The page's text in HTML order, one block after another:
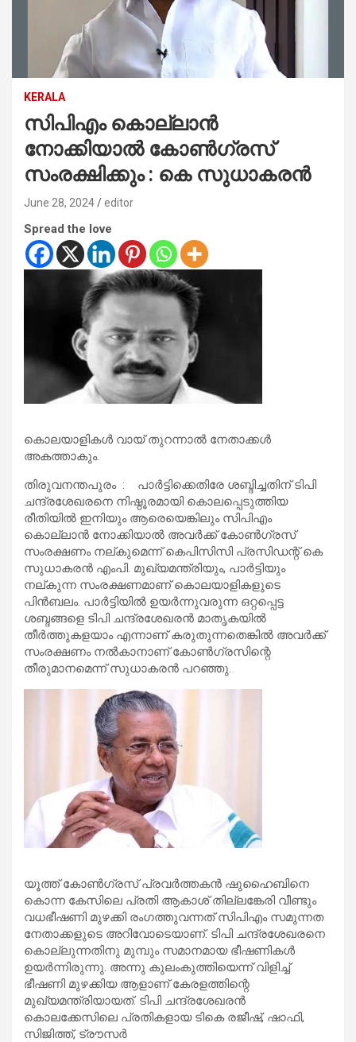
KERALA
സിപിഎം കൊല്ലാന്‍
നോക്കിയാല്‍ കോണ്‍ഗ്രസ്
സംരക്ഷിക്കും : കെ സുധാകരന്‍
June 28, 2024 editor
Spread the love
കൊലയാളികള്‍ വായ് തുറന്നാല്‍ നേതാക്കള്‍
അകത്താകും.
തിരുവനന്തപുരം : പാര്‍ട്ടിക്കെതിരേ ശബ്ദിച്ചതിന് ടിപി
ചന്ദ്രശേഖരനെ നിഷ്ഠൂരമായി കൊലപ്പെടുത്തിയ
രീതിയില്‍ ഇനിയും ആരെയെങ്കിലും സിപിഎം
കൊല്ലാന്‍ നോക്കിയാല്‍ അവര്‍ക്ക് കോണ്‍ഗ്രസ്
സംരക്ഷണം നല്കുമെന്ന് കെപിസിസി പ്രസിഡന്റ് കെ
സുധാകരന്‍ എംപി. മുഖ്യമന്ത്രിയും, പാര്‍ട്ടിയും
നല്കുന്ന സംരക്ഷണമാണ് കൊലയാളികളുടെ
പിന്‍ബലം. പാര്‍ട്ടിയില്‍ ഉയര്‍ന്നുവരുന്ന ഒറ്റപ്പെട്ട
ശബ്ദങ്ങളെ ടിപി ചന്ദ്രശേഖരന്‍ മാതൃകയില്‍
തീര്‍ത്തുകളയാം എന്നാണ് കരുതുന്നതെങ്കില്‍ അവര്‍ക്ക്
സംരക്ഷണം നല്‍കാനാണ് കോണ്‍ഗ്രസിന്റെ
തീരുമാനമെന്ന് സുധാകരന്‍ പറഞ്ഞു.
യൂത്ത് കോണ്‍ഗ്രസ് പ്രവര്‍ത്തകന്‍ ഷുഹൈബിനെ
കൊന്ന കേസിലെ പ്രതി ആകാശ് തില്ലങ്കേരി വീണ്ടും
വധഭീഷണി മുഴക്കി രംഗത്തുവന്നത് സിപിഎം സമുന്നത
നേതാക്കളുടെ അറിവോടെയാണ്. ടിപി ചന്ദ്രശേഖരനെ
കൊല്ലുന്നതിനു മുമ്പും സമാനമായ ഭീഷണികള്‍
ഉയര്‍ന്നിരുന്നു. അന്നു കുലംകുത്തിയെന്ന് വിളിച്ച്
ഭീഷണി മുഴക്കിയ ആളാണ് കേരളത്തിന്റെ
മുഖ്യമന്ത്രിയായത്. ടിപി ചന്ദ്രശേഖരന്‍
കൊലക്കേസിലെ പ്രതികളായ ടികെ രജീഷ്, ഷാഫി,
സിജിത്ത്, ട്രൗസര്‍